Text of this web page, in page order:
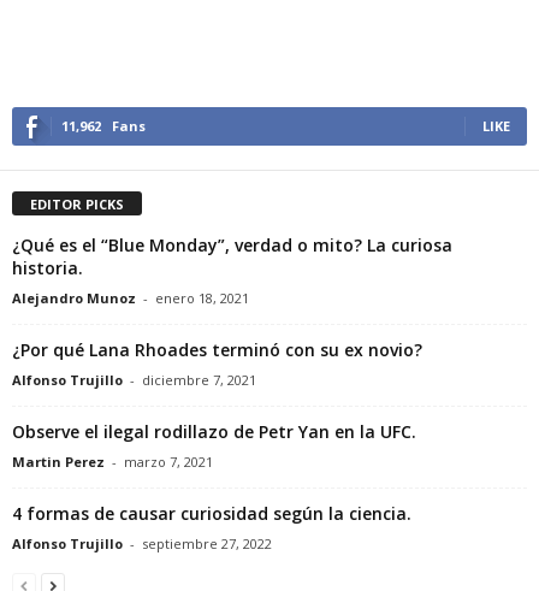
11,962 Fans LIKE
EDITOR PICKS
¿Qué es el “Blue Monday”, verdad o mito? La curiosa
historia.
Alejandro Munoz - enero 18, 2021
¿Por qué Lana Rhoades terminó con su ex novio?
Alfonso Trujillo - diciembre 7, 2021
Observe el ilegal rodillazo de Petr Yan en la UFC.
Martin Perez - marzo 7, 2021
4 formas de causar curiosidad según la ciencia.
Alfonso Trujillo - septiembre 27, 2022